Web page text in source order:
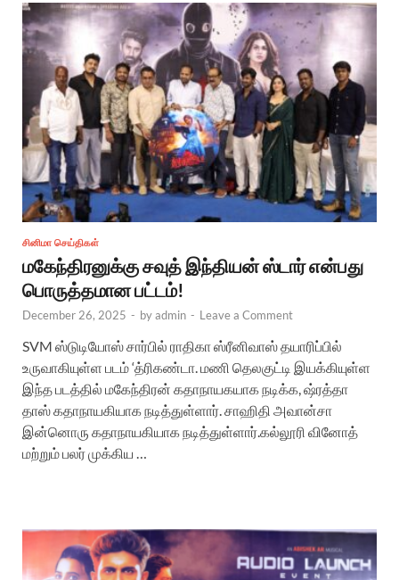
சினிமா செய்திகள்
மகேந்திரனுக்கு சவுத் இந்தியன் ஸ்டார் என்பது
பொருத்தமான பட்டம்!
December 26, 2025 - byadmin - Leave a Comment
SVM ஸ்டுடியோஸ் சார்பில் ராதிகா ஸ்ரீனிவாஸ் தயாரிப்பில்
உருவாகியுள்ள படம் ‘த்ரிகண்டா. மணி தெலகுட்டி இயக்கியுள்ள
இந்த படத்தில் மகேந்திரன் கதாநாயகயாக நடிக்க, ஷ்ரத்தா
தாஸ் கதாநாயகியாக நடித்துள்ளார். சாஹிதி அவான்சா
இன்னொரு கதாநாயகியாக நடித்துள்ளார்.கல்லூரி வினோத்
மற்றும் பலர் முக்கிய …